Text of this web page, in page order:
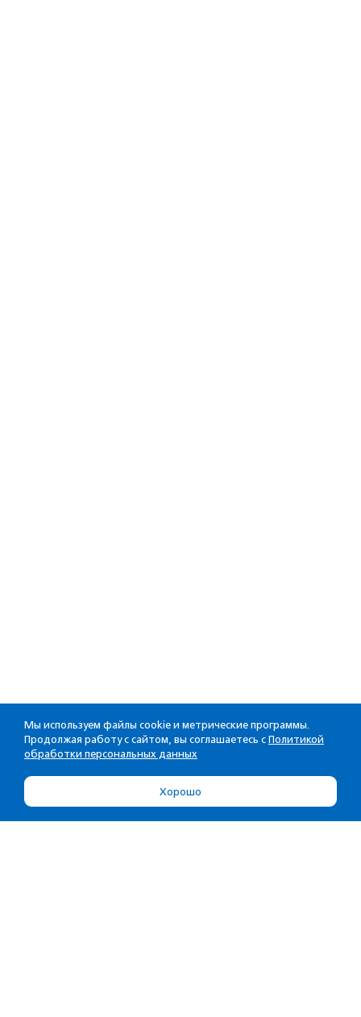
Мы используем файлы cookie и метрические программы.
Продолжая работу с сайтом, вы соглашаетесь с Политикой
обработки персональных данных
Хорошо